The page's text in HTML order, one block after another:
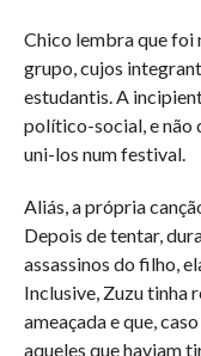
Chico lembra que foi
grupo, cujos
estudantis. A
político-social, e não
uni-los num festival.
Aliás, a própria
Depois de tentar,
assassinos do filho,
Inclusive, Zuzu tinha
ameaçada e que,
aqueles que haviam